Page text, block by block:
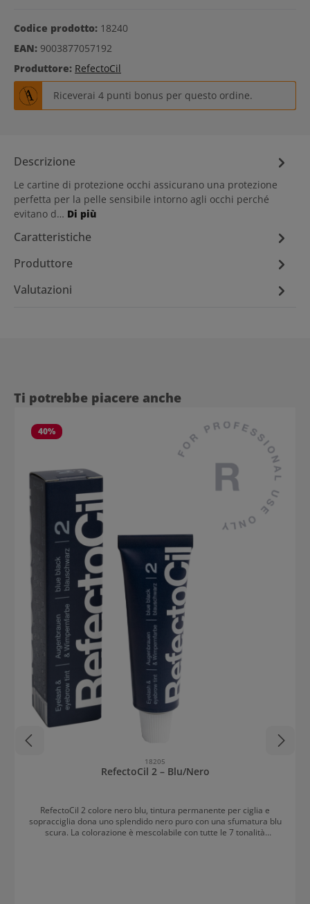
Codice prodotto: 18240
EAN: 9003877057192
Produttore: RefectoCil
Riceverai 4 punti bonus per questo ordine.
Descrizione
Le cartine di protezione occhi assicurano una protezione
perfetta per la pelle sensibile intorno agli occhi perché
evitano d… Di più
Caratteristiche
Produttore
Valutazioni
Salta la galleria dei prodotti
Ti potrebbe piacere anche
40%
18205
RefectoCil 2 – Blu/Nero
RefectoCil 2 colore nero blu, tintura permanente per ciglia e
sopracciglia dona uno splendido nero puro con una sfumatura blu
scura. La colorazione è mescolabile con tutte le 7 tonalità